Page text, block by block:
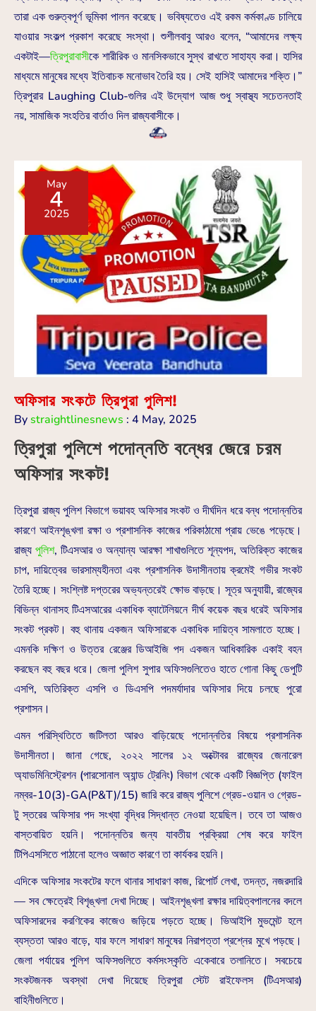
তারা এক গুরুত্বপূর্ণ ভূমিকা পালন করেছে। ভবিষ্যতেও এই রকম কর্মকাণ্ড চালিয়ে
যাওয়ার সংকল্প প্রকাশ করেছে সংস্থা। শুশীলবাবু আরও বলেন, “আমাদের লক্ষ্য
একটাই—ত্রিপুরাবাসীকে শারীরিক ও মানসিকভাবে সুস্থ রাখতে সাহায্য করা। হাসির
মাধ্যমে মানুষের মধ্যে ইতিবাচক মনোভাব তৈরি হয়। সেই হাসিই আমাদের শক্তি।”
ত্রিপুরার Laughing Club-গুলির এই উদ্যোগ আজ শুধু স্বাস্থ্য সচেতনতাই
নয়, সামাজিক সংহতির বার্তাও দিল রাজ্যবাসীকে।
May
4
2025
অফিসার সংকটে ত্রিপুরা পুলিশ!
Bystraightlinesnews : 4 May, 2025
ত্রিপুরা পুলিশে পদোন্নতি বন্ধের জেরে চরম
অফিসার সংকট!
ত্রিপুরা রাজ্য পুলিশ বিভাগে ভয়াবহ অফিসার সংকট ও দীর্ঘদিন ধরে বন্ধ পদোন্নতির
কারণে আইনশৃঙ্খলা রক্ষা ও প্রশাসনিক কাজের পরিকাঠামো প্রায় ভেঙে পড়েছে।
রাজ্য পুলিশ, টিএসআর ও অন্যান্য আরক্ষা শাখাগুলিতে শূন্যপদ, অতিরিক্ত কাজের
চাপ, দায়িত্বের ভারসাম্যহীনতা এবং প্রশাসনিক উদাসীনতায় ক্রমেই গভীর সংকট
তৈরি হচ্ছে। সংশ্লিষ্ট দপ্তরের অভ্যন্তরেই ক্ষোভ বাড়ছে। সূত্র অনুযায়ী, রাজ্যের
বিভিন্ন থানাসহ টিএসআরের একাধিক ব্যাটেলিয়নে দীর্ঘ কয়েক বছর ধরেই অফিসার
সংকট প্রকট। বহু থানায় একজন অফিসারকে একাধিক দায়িত্ব সামলাতে হচ্ছে।
এমনকি দক্ষিণ ও উত্তর রেঞ্জের ডিআইজি পদ একজন আধিকারিক একাই বহন
করছেন বহু বছর ধরে। জেলা পুলিশ সুপার অফিসগুলিতেও হাতে গোনা কিছু ডেপুটি
এসপি, অতিরিক্ত এসপি ও ডিএসপি পদমর্যাদার অফিসার দিয়ে চলছে পুরো
প্রশাসন।
এমন পরিস্থিতিতে জটিলতা আরও বাড়িয়েছে পদোন্নতির বিষয়ে প্রশাসনিক
উদাসীনতা। জানা গেছে, ২০২২ সালের ১২ অক্টোবর রাজ্যের জেনারেল
অ্যাডমিনিস্ট্রেশন (পারসোনাল অ্যান্ড ট্রেনিং) বিভাগ থেকে একটি বিজ্ঞপ্তি (ফাইল
নম্বর-10(3)-GA(P&T)/15) জারি করে রাজ্য পুলিশে গ্রেড-ওয়ান ও গ্রেড-
টু স্তরের অফিসার পদ সংখ্যা বৃদ্ধির সিদ্ধান্ত নেওয়া হয়েছিল। তবে তা আজও
বাস্তবায়িত হয়নি। পদোন্নতির জন্য যাবতীয় প্রক্রিয়া শেষ করে ফাইল
টিপিএসসিতে পাঠানো হলেও অজ্ঞাত কারণে তা কার্যকর হয়নি।
এদিকে অফিসার সংকটের ফলে থানার সাধারণ কাজ, রিপোর্ট লেখা, তদন্ত, নজরদারি
— সব ক্ষেত্রেই বিশৃঙ্খলা দেখা দিচ্ছে। আইনশৃঙ্খলা রক্ষার দায়িত্বপালনের বদলে
অফিসারদের করণিকের কাজেও জড়িয়ে পড়তে হচ্ছে। ভিআইপি মুভমেন্ট হলে
ব্যস্ততা আরও বাড়ে, যার ফলে সাধারণ মানুষের নিরাপত্তা প্রশ্নের মুখে পড়ছে।
জেলা পর্যায়ের পুলিশ অফিসগুলিতে কর্মসংস্কৃতি একেবারে তলানিতে। সবচেয়ে
সংকটজনক অবস্থা দেখা দিয়েছে ত্রিপুরা স্টেট রাইফেলস (টিএসআর)
বাহিনীগুলিতে।